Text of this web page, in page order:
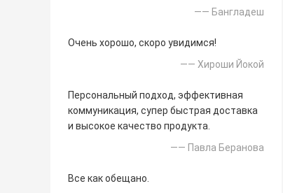
—— Бангладеш
Очень хорошо, скоро увидимся!
—— Хироши Йокой
Персональный подход, эффективная
коммуникация, супер быстрая доставка
и высокое качество продукта.
—— Павла Беранова
Все как обещано.